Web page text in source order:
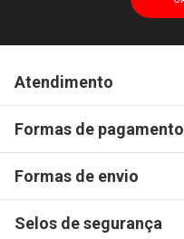
Atendimento
Formas de pagamento
Formas de envio
Selos de segurança